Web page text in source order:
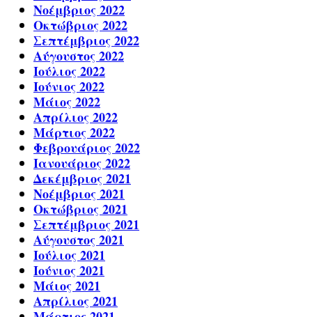
Νοέμβριος 2022
Οκτώβριος 2022
Σεπτέμβριος 2022
Αύγουστος 2022
Ιούλιος 2022
Ιούνιος 2022
Μάιος 2022
Απρίλιος 2022
Μάρτιος 2022
Φεβρουάριος 2022
Ιανουάριος 2022
Δεκέμβριος 2021
Νοέμβριος 2021
Οκτώβριος 2021
Σεπτέμβριος 2021
Αύγουστος 2021
Ιούλιος 2021
Ιούνιος 2021
Μάιος 2021
Απρίλιος 2021